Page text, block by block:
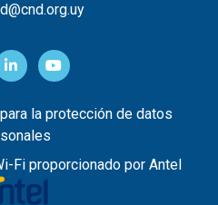
la protección de datos
Fi proporcionado por Antel